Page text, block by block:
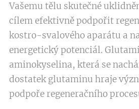
Vašemu tělu skutečné
cílem efektivně podpořit
kostro-svalového aparátu a
energetický potenciál.
aminokyselina, která se
dostatek glutaminu hraje
podpoře regeneračního